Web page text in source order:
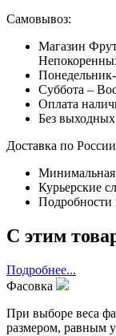
Самовывоз:
Магазин
Суббота –
Оплата
Без выходных
Доставка по
Минимальная
Курьерские
Подробности
С этим
Подробнее...
Фасовка
При выборе веса
размером, равным